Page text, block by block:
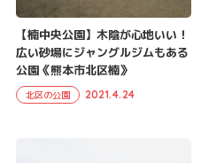
【楠中央公園】木陰が心地いい！
広い砂場にジャングルジムもある
公園《熊本市北区楠》
北区の公園 2021.4.24